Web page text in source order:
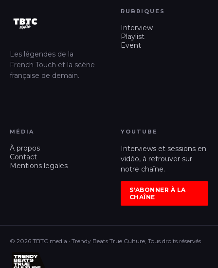
Les légendes de la
French Touch et la scène
française de demain.
RUBRIQUES
Interview
Playlist
Event
MÉDIA
À propos
Contact
Mentions legales
YOUTUBE
Interviews et sessions en
vidéo, à retrouver sur
notre chaîne.
S'ABONNER À LA
CHAÎNE
© 2026 TBTC media · Trendy Beats True Culture, Tous droits réservés